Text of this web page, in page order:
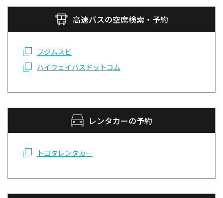
高速バスの空席検索・予約
フジムスビ
ハイウェイバスドットコム
レンタカーの予約
トヨタレンタカー